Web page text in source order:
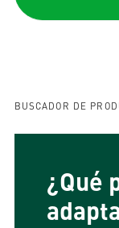
BUSCADOR DE
¿Qué